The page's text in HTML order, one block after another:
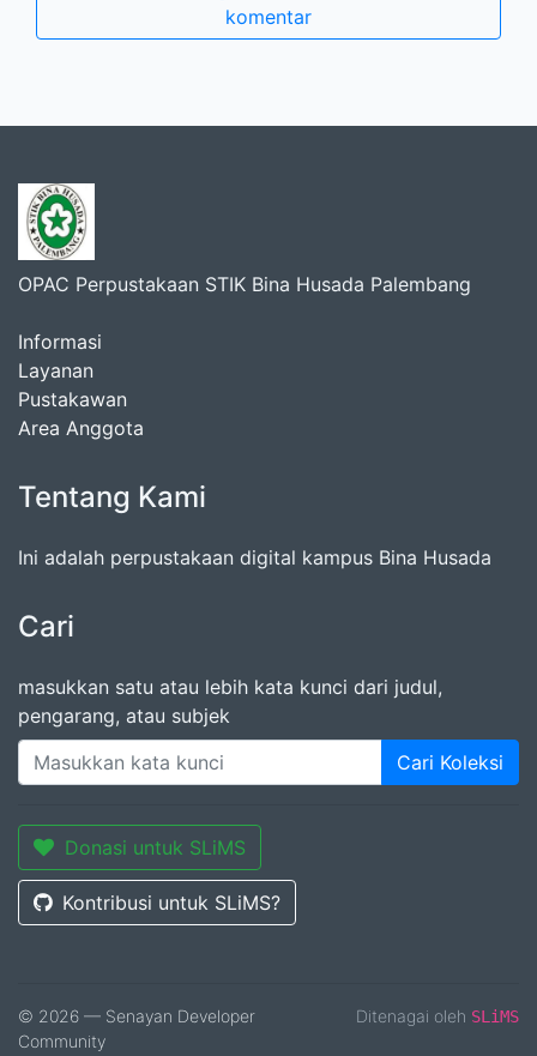
komentar
OPAC Perpustakaan STIK Bina Husada Palembang
Informasi
Layanan
Pustakawan
Area Anggota
Tentang Kami
Ini adalah perpustakaan digital kampus Bina Husada
Cari
masukkan satu atau lebih kata kunci dari judul,
pengarang, atau subjek
Cari Koleksi
Donasi untuk SLiMS
Kontribusi untuk SLiMS?
© 2026 — Senayan Developer
Community
Ditenagai oleh SLiMS